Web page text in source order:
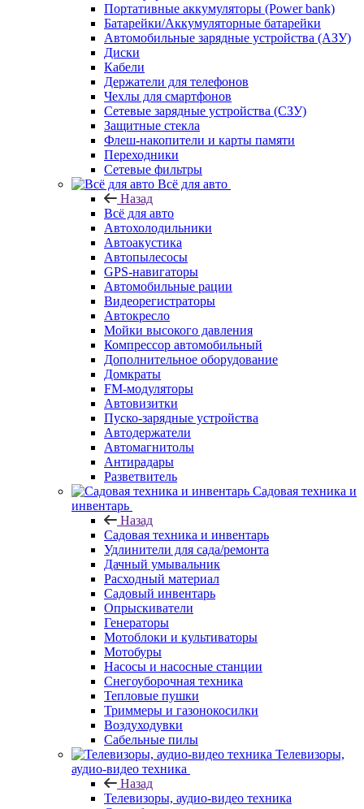
Портативные аккумуляторы (Power bank)
Батарейки/Аккумуляторные батарейки
Автомобильные зарядные устройства (АЗУ)
Диски
Кабели
Держатели для телефонов
Чехлы для смартфонов
Сетевые зарядные устройства (СЗУ)
Защитные стекла
Флеш-накопители и карты памяти
Переходники
Сетевые фильтры
Всё для авто
Назад
Всё для авто
Автохолодильники
Автоакустика
Автопылесосы
GPS-навигаторы
Автомобильные рации
Видеорегистраторы
Автокресло
Мойки высокого давления
Компрессор автомобильный
Дополнительное оборудование
Домкраты
FM-модуляторы
Автовизитки
Пуско-зарядные устройства
Автодержатели
Автомагнитолы
Антирадары
Разветвитель
Садовая техника и
инвентарь
Назад
Садовая техника и инвентарь
Удлинители для сада/ремонта
Дачный умывальник
Расходный материал
Садовый инвентарь
Опрыскиватели
Генераторы
Мотоблоки и культиваторы
Мотобуры
Насосы и насосные станции
Снегоуборочная техника
Тепловые пушки
Триммеры и газонокосилки
Воздуходувки
Сабельные пилы
Телевизоры,
аудио-видео техника
Назад
Телевизоры, аудио-видео техника